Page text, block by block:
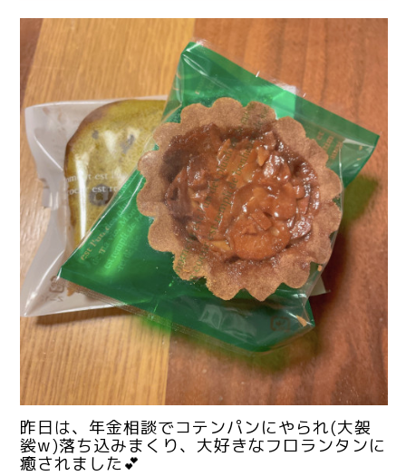
昨日は、年金相談でコテンパンにやられ(大袈
裟w)落ち込みまくり、大好きなフロランタンに
癒されました💕